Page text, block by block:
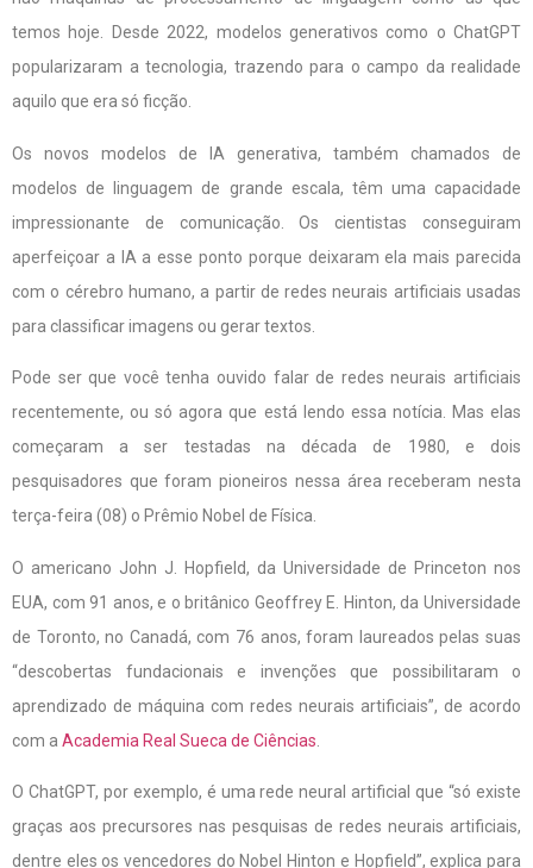
temos hoje. Desde 2022, modelos generativos como o ChatGPT
popularizaram a tecnologia, trazendo para o campo da realidade
aquilo que era só ficção.
Os novos modelos de IA generativa, também chamados de
modelos de linguagem de grande escala, têm uma capacidade
impressionante de comunicação. Os cientistas conseguiram
aperfeiçoar a IA a esse ponto porque deixaram ela mais parecida
com o cérebro humano, a partir de redes neurais artificiais usadas
para classificar imagens ou gerar textos.
Pode ser que você tenha ouvido falar de redes neurais artificiais
recentemente, ou só agora que está lendo essa notícia. Mas elas
começaram a ser testadas na década de 1980, e dois
pesquisadores que foram pioneiros nessa área receberam nesta
terça-feira (08) o Prêmio Nobel de Física.
O americano John J. Hopfield, da Universidade de Princeton nos
EUA, com 91 anos, e o britânico Geoffrey E. Hinton, da Universidade
de Toronto, no Canadá, com 76 anos, foram laureados pelas suas
“descobertas fundacionais e invenções que possibilitaram o
aprendizado de máquina com redes neurais artificiais”, de acordo
com a Academia Real Sueca de Ciências
O ChatGPT, por exemplo, é uma rede neural artificial que “só existe
graças aos precursores nas pesquisas de redes neurais artificiais,
dentre eles os vencedores do Nobel Hinton e Hopfield”, explica para